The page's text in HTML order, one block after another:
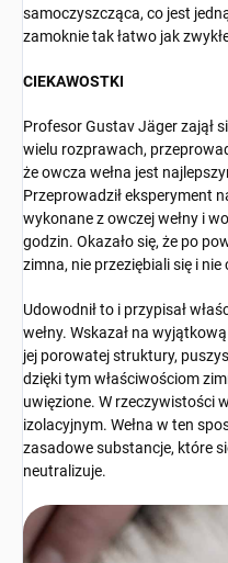
samoczyszcząca, co jest
zamoknie tak łatwo jak
CIEKAWOSTKI
Profesor Gustav Jäger zajął
wielu rozprawach,
że owcza wełna jest
Przeprowadził eksperyment
wykonane z owczej wełny i
godzin. Okazało się, że po
zimna, nie przeziębiali się i nie
Udowodnił to i przypisał
wełny. Wskazał na
jej porowatej struktury,
dzięki tym właściwościom
uwięzione. W rzeczywistości
izolacyjnym. Wełna w ten
zasadowe substancje, które
neutralizuje.